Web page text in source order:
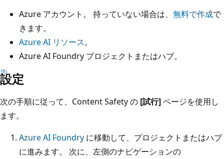
Azure アカウント。 持っていない場合は、 無料で作成で
きます。
Azure AI リソース。
Azure AI Foundry プロジェクトまたはハブ。
設定
次の手順に従って、Content Safety の [試行]ページを使用し
ます。
Azure AI Foundry に移動して、プロジェクトまたはハブ
に進みます。 次に、左側のナビゲーションの